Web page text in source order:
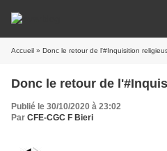
Accueil » Donc le retour de l'#Inquisition
Donc le retour de
Publié le 30/10/2020 à 23:02
Par CFE-CGC F Bieri